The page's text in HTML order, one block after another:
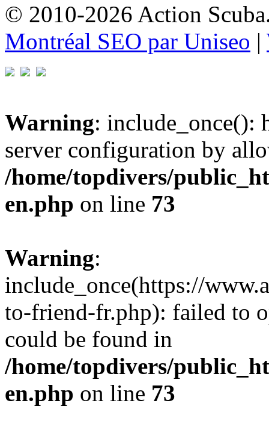
© 2010-2026 Action
Montréal SEO par Uniseo |
Warning: include_once():
server configuration by
/home/topdivers/
en.php on line 73
Warning:
include_once(https://
to-friend-fr.php): failed to
could be found in
/home/topdivers/
en.php on line 73